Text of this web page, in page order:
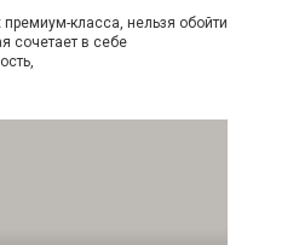
класса, нельзя обойти
сочетает в себе